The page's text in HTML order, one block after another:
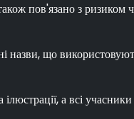
пов'язано з ризиком
назви, що
а всі